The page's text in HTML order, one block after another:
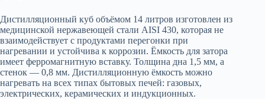
Дистилляционный куб объёмом 14 литров изготовлен из
медицинской нержавеющей стали AISI 430, которая не
взаимодействует с продуктами перегонки при
нагревании и устойчива к коррозии. Ёмкость для затора
имеет ферромагнитную вставку. Толщина дна 1,5 мм, а
стенок — 0,8 мм. Дистилляционную ёмкость можно
нагревать на всех типах бытовых печей: газовых,
электрических, керамических и индукционных.